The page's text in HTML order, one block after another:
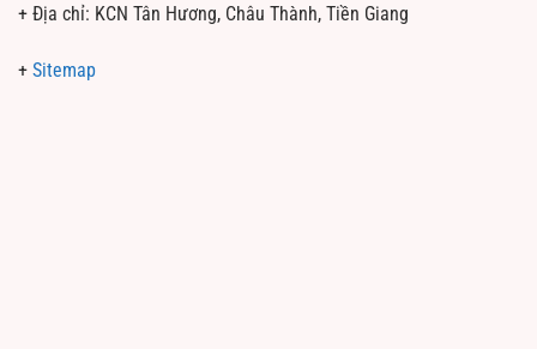
+ Địa chỉ: KCN Tân Hương, Châu Thành, Tiền Giang
+ Sitemap